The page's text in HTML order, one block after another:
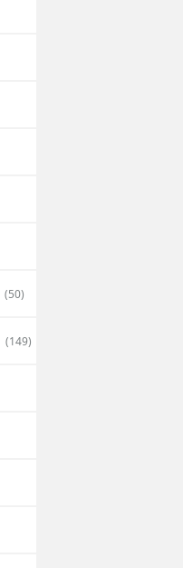
(50)
(149)